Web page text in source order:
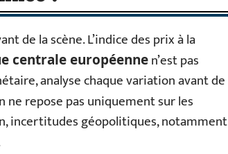
de la scène. L’indice des prix à la
centrale européennen’est pas
analyse chaque variation avant de
ne repose pas uniquement sur les
incertitudes géopolitiques, notamment